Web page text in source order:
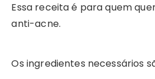
Essa receita é para quem
anti-acne.
Os ingredientes necessários